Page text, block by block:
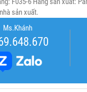
sản xuất.
Ms.Khánh